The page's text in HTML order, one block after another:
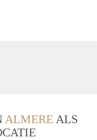
ALMERE ALS